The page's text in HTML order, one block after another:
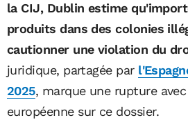
la CIJ, Dublin estime
produits dans des colonies
cautionner une violation du
juridique, partagée par
2025, marque une rupture
européenne sur ce dossier.